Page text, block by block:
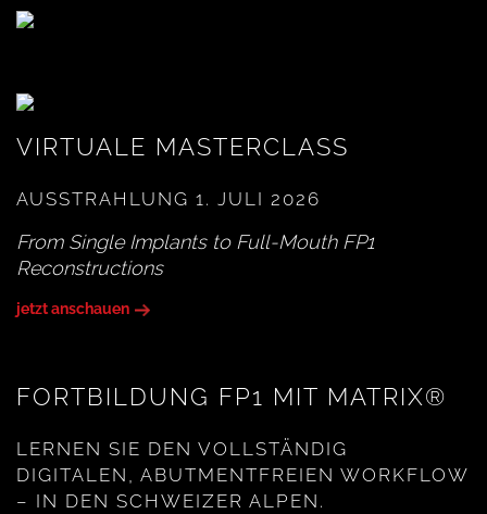
VIRTUALE MASTERCLASS
AUSSTRAHLUNG 1. JULI 2026
From Single Implants to Full-Mouth FP1
Reconstructions
jetzt anschauen
FORTBILDUNG FP1 MIT MATRIX®
LERNEN SIE DEN VOLLSTÄNDIG
DIGITALEN, ABUTMENTFREIEN WORKFLOW
– IN DEN SCHWEIZER ALPEN.